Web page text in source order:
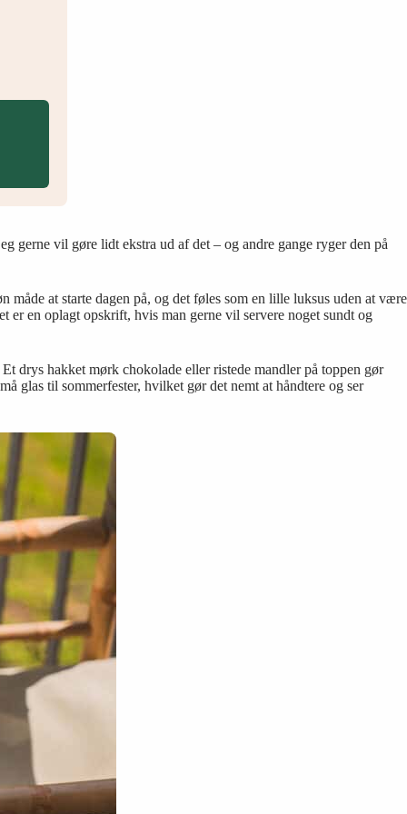
gerne vil gøre lidt ekstra ud af det – og andre gange ryger den på
at starte dagen på, og det føles som en lille luksus uden at være
en oplagt opskrift, hvis man gerne vil servere noget sundt og
drys hakket mørk chokolade eller ristede mandler på toppen gør
glas til sommerfester, hvilket gør det nemt at håndtere og ser